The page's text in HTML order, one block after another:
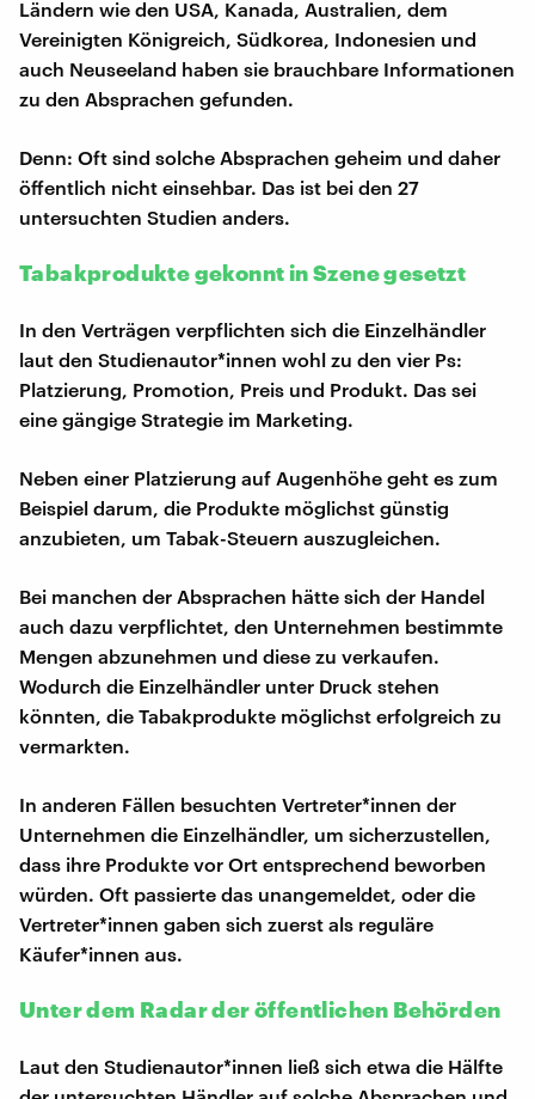
Ländern wie den USA, Kanada, Australien, dem
Vereinigten Königreich, Südkorea, Indonesien und
auch Neuseeland haben sie brauchbare Informationen
zu den Absprachen gefunden.
Denn: Oft sind solche Absprachen geheim und daher
öffentlich nicht einsehbar. Das ist bei den 27
untersuchten Studien anders.
Tabakprodukte gekonnt in Szene gesetzt
In den Verträgen verpflichten sich die Einzelhändler
laut den Studienautor*innen wohl zu den vier Ps:
Platzierung, Promotion, Preis und Produkt. Das sei
eine gängige Strategie im Marketing.
Neben einer Platzierung auf Augenhöhe geht es zum
Beispiel darum, die Produkte möglichst günstig
anzubieten, um Tabak-Steuern auszugleichen.
Bei manchen der Absprachen hätte sich der Handel
auch dazu verpflichtet, den Unternehmen bestimmte
Mengen abzunehmen und diese zu verkaufen.
Wodurch die Einzelhändler unter Druck stehen
könnten, die Tabakprodukte möglichst erfolgreich zu
vermarkten.
In anderen Fällen besuchten Vertreter*innen der
Unternehmen die Einzelhändler, um sicherzustellen,
dass ihre Produkte vor Ort entsprechend beworben
würden. Oft passierte das unangemeldet, oder die
Vertreter*innen gaben sich zuerst als reguläre
Käufer*innen aus.
Unter dem Radar der öffentlichen Behörden
Laut den Studienautor*innen ließ sich etwa die Hälfte